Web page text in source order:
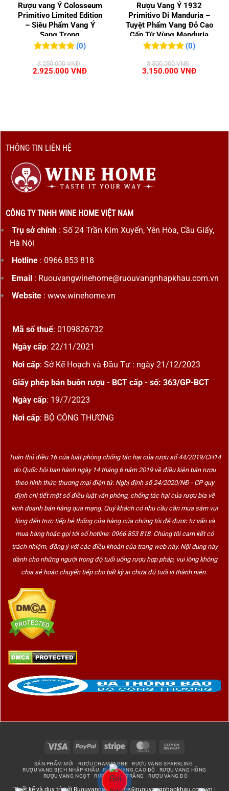
Rượu vang Ý Colosseum
Primitivo Limited Edition
– Siêu Phẩm Vang Ý
Sang Trọng
đánh giá
(0)
3.250.000VNĐ
Giá
2.925.000 VNĐGiá
Rượu Vang Ý 1932
Primitivo Di Manduria –
Tuyệt Phẩm Vang Đỏ Cao
Cấp Từ Vùng Manduria
đánh giá
(0)
3.500.000VNĐ
Giá
3.150.000 VNĐGiá
THÔNG TIN LIÊN HỆ
CÔNG TY TNHH WINE HOME VIỆT NAM
Trụ sở chính: Số 24 Trần Kim Xuyến, Yên Hòa, Cầu Giấy,
Hà Nội
Hotline: 0966 853 818
Email: Ruouvangwinehome@ruouvangnhapkhau.com.vn
Website: www.winehome.vn
Mã số thuế: 0109826732
Ngày cấp: 22/11/2021
Nơi cấp: Sở Kế Hoạch và Đầu Tư : ngày 21/12/2023
Giấy phép bán buôn rượu - BCT cấp - số: 363/GP-BCT
Ngày cấp: 19/7/2023
Nơi cấp: BỘ CÔNG THƯƠNG
Tuân thủ điều 16 của luật phòng chống tác hại của rượu số 44/2019/CH14
do Quốc hội ban hành ngày 14 tháng 6 năm 2019 về điều kiện bán rượu
theo hình thức thương mại điện tử. Nghị định số 24/2020/NĐ - CP quy
định chi tiết một số điều luật văn phòng, chống tác hại của rượu bia về
kinh doanh bán hàng qua mạng. Quý khách có nhu cầu cần mua sắm vui
lòng đến trực tiếp hệ thống cửa hàng của chúng tôi để được tư vấn và
mua hàng hoặc gọi tới số hotline: 0966 853 818. Chúng tôi cam kết có
trách nhiệm, đồng ý với các điều khoản của trang web này. Nội dung này
dành cho những người trong độ tuổi uống rượu hợp pháp, vui lòng không
chia sẻ hoặc chuyển tiếp cho bất kỳ ai chưa đủ tuổi vị thành niên.
Visa PayPal Stripe MasterCard
Delivery
SẢN PHẨM MỚI RƯỢU CHAMPAGNE
RƯỢU VANG SPARKLING
RƯỢU VANG BỊCH NHẬP KHẨU
RƯỢU VANG CAO ĐỘ
RƯỢU VANG HỒNG
RƯỢU VANG NGỌT
RƯỢU VANG TRẮNG RƯỢU VANG ĐỎ
Thiết kế và duy trì bởi Ruouvangwinehome@ruouvangnhapkhau.com.vn